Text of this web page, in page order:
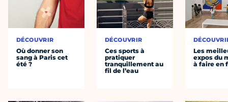
DÉCOUVRIR
Où donner son
sang à Paris cet
été ?
DÉCOUVRIR
Ces sports à
pratiquer
tranquillement au
fil de l’eau
Les
expos du
à faire en